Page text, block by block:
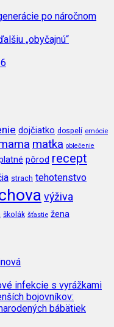
po náročnom
„obyčajnú“
dojčiatko dospelí emócie
matka oblečenie
pôrod recept
strach tehotenstvo
výživa
školák šťastie žena
infekcie s vyrážkami
bojovníkov:
bábätiek